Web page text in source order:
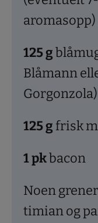
aromasopp)
125g
Blåmann
Gorgonzola)
125g frisk
1pkbacon
Noen
timian og